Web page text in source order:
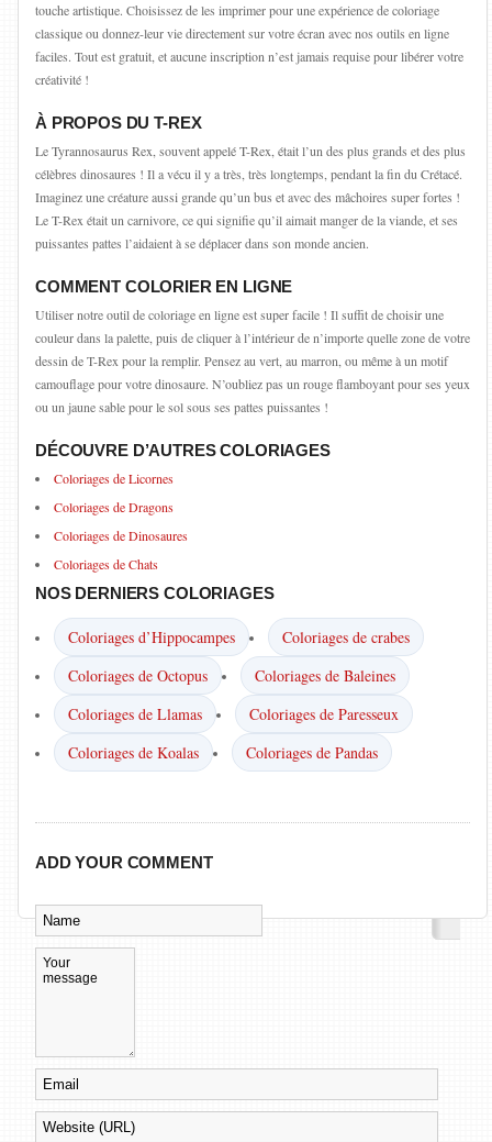
touche artistique. Choisissez de les imprimer pour une expérience de coloriage
classique ou donnez-leur vie directement sur votre écran avec nos outils en ligne
faciles. Tout est gratuit, et aucune inscription n’est jamais requise pour libérer votre
créativité !
À PROPOS DU T-REX
Le Tyrannosaurus Rex, souvent appelé T-Rex, était l’un des plus grands et des plus
célèbres dinosaures ! Il a vécu il y a très, très longtemps, pendant la fin du Crétacé.
Imaginez une créature aussi grande qu’un bus et avec des mâchoires super fortes !
Le T-Rex était un carnivore, ce qui signifie qu’il aimait manger de la viande, et ses
puissantes pattes l’aidaient à se déplacer dans son monde ancien.
COMMENT COLORIER EN LIGNE
Utiliser notre outil de coloriage en ligne est super facile ! Il suffit de choisir une
couleur dans la palette, puis de cliquer à l’intérieur de n’importe quelle zone de votre
dessin de T-Rex pour la remplir. Pensez au vert, au marron, ou même à un motif
camouflage pour votre dinosaure. N’oubliez pas un rouge flamboyant pour ses yeux
ou un jaune sable pour le sol sous ses pattes puissantes !
DÉCOUVRE D’AUTRES COLORIAGES
Coloriages de Licornes
Coloriages de Dragons
Coloriages de Dinosaures
Coloriages de Chats
NOS DERNIERS COLORIAGES
Coloriages d’Hippocampes
Coloriages de crabes
Coloriages de Octopus
Coloriages de Baleines
Coloriages de Llamas
Coloriages de Paresseux
Coloriages de Koalas
Coloriages de Pandas
ADD YOUR COMMENT